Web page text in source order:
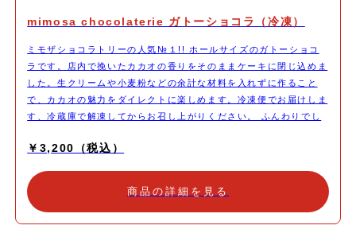
mimosa chocolaterie ガトーショコラ（冷凍）
ミモザショコラトリーの人気№１!! ホールサイズのガトーショコ
ラです。店内で挽いたカカオの香りをそのままケーキに閉じ込めま
した。生クリームや小麦粉などの余計な材料を入れずに作ること
で、カカオの魅力をダイレクトに楽しめます。冷凍便でお届けしま
す、冷蔵庫で解凍してからお召し上がりください。 ふんわりでし
カカオの香り
￥3,200（税込）
商品の詳細を見る